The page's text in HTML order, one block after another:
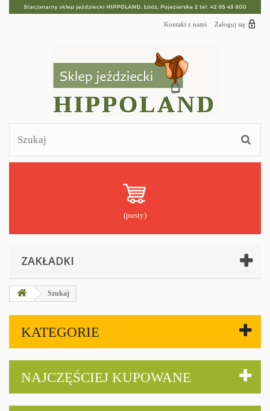
Zaloguj się
Kontakt z nami
(pusty)
ZAKŁADKI
Szukaj
KATEGORIE
NAJCZĘŚCIEJ KUPOWANE